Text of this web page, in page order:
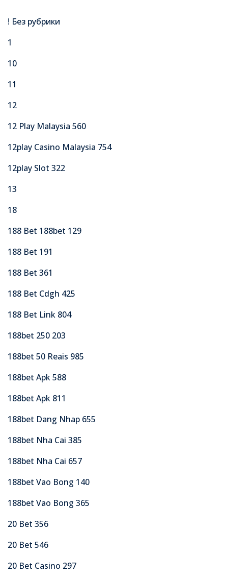
! Без рубрики
1
10
11
12
12 Play Malaysia 560
12play Casino Malaysia 754
12play Slot 322
13
18
188 Bet 188bet 129
188 Bet 191
188 Bet 361
188 Bet Cdgh 425
188 Bet Link 804
188bet 250 203
188bet 50 Reais 985
188bet Apk 588
188bet Apk 811
188bet Dang Nhap 655
188bet Nha Cai 385
188bet Nha Cai 657
188bet Vao Bong 140
188bet Vao Bong 365
20 Bet 356
20 Bet 546
20 Bet Casino 297